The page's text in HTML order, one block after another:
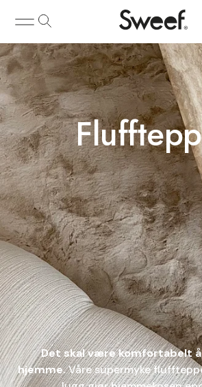
Det skal være komfortabelt
hjemme.Våre supermyke